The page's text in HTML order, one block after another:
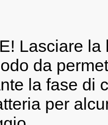
Lasciare
da
la fase di
per